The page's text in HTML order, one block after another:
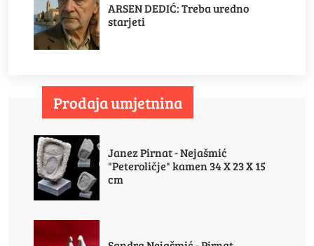
ARSEN DEDIĆ: Treba uredno
starjeti
Prodaja umjetnina
Janez Pirnat - Nejašmić
"Peteroličje" kamen 34 X 23 X 15
cm